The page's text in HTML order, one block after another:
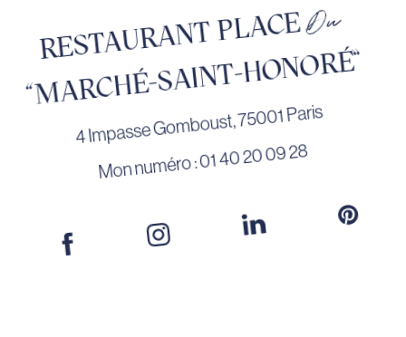
RESTAURANT PLACEDu
"MARCHÉ-SAINT-HONORÉ”
4 Impasse Gomboust, 75001 Paris
Mon numéro : 01 40 20 09 28